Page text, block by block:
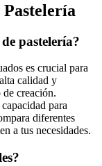
Pastelería
pastelería?
es crucial para
calidad y
de creación.
para
diferentes
a tus necesidades.